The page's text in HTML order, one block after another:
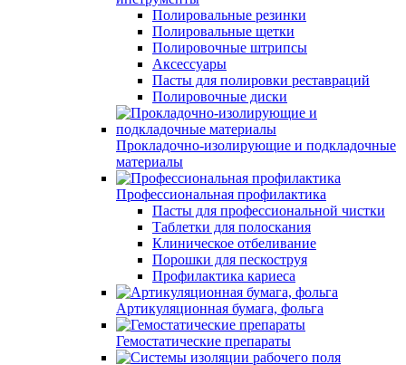
Полировальные резинки
Полировальные щетки
Полировочные штрипсы
Аксессуары
Пасты для полировки реставраций
Полировочные диски
Прокладочно-изолирующие и подкладочные
материалы
Профессиональная профилактика
Пасты для профессиональной чистки
Таблетки для полоскания
Клиническое отбеливание
Порошки для пескоструя
Профилактика кариеса
Артикуляционная бумага, фольга
Гемостатические препараты